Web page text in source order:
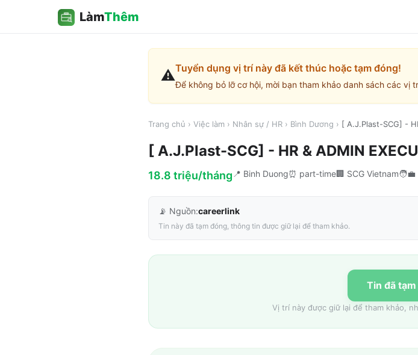
LàmThêm
⚠️Tuyển dụng vị trí này đã kết thúc hoặc tạm đóng!
Để không bỏ lỡ cơ hội, mời bạn tham khảo danh sách các
Trang chủ › Việc làm › Nhân sự / HR › Bình Dương › [ A.J.Plast-SCG] -
[ A.J.Plast-SCG] - HR & ADMIN
18.8 triệu/tháng 📍 Binh Duong⏰ part-time🏢 SCG Vietnam🧑‍💼
📡 Nguồn:careerlink
Tin này đã tạm đóng, thông tin được giữ lại để tham khảo.
Tin đã
Vị trí này được giữ lại để tham khảo,